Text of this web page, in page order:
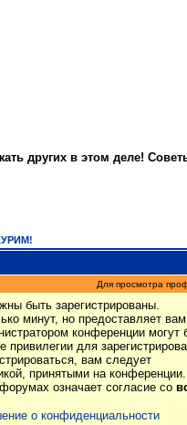
других в этом деле!
Для просмотра
быть зарегистрированы.
минут, но предоставляет вам
конференции могут
для
вам следует
принятыми на конференции.
означает согласие со
о конфиденциальности